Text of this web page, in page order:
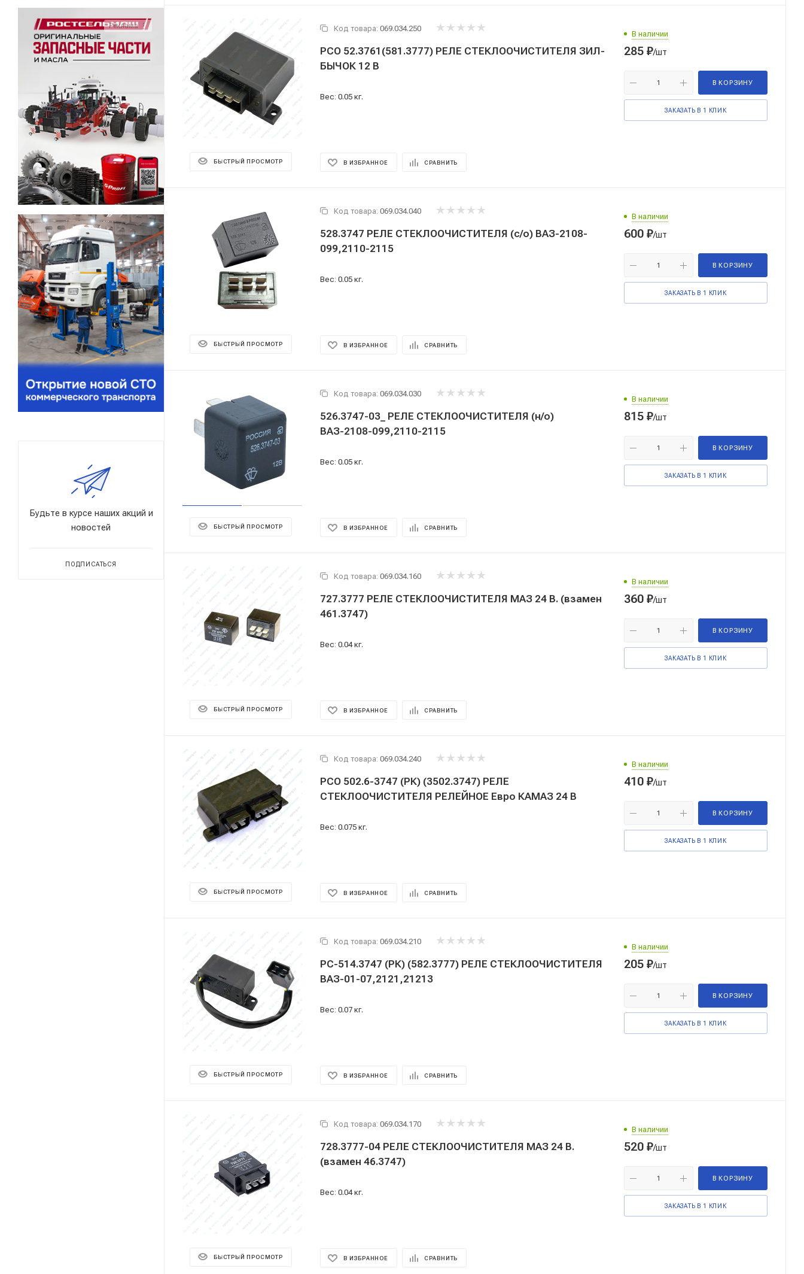
БЫСТРЫЙ ПРОСМОТР
Код товара: 069.034.250
РСО 52.3761(581.3777) РЕЛЕ СТЕКЛООЧИСТИТЕЛЯ ЗИЛ-
БЫЧОК 12 В
Вес: 0.05 кг.
В ИЗБРАННОЕ СРАВНИТЬ
В наличии
285 ₽/шт
В КОРЗИНУ
ЗАКАЗАТЬ В 1 КЛИК
БЫСТРЫЙ ПРОСМОТР
Код товара: 069.034.040
528.3747 РЕЛЕ СТЕКЛООЧИСТИТЕЛЯ (с/о) ВАЗ-2108-
099,2110-2115
Вес: 0.05 кг.
В ИЗБРАННОЕ СРАВНИТЬ
В наличии
600 ₽/шт
В КОРЗИНУ
ЗАКАЗАТЬ В 1 КЛИК
БЫСТРЫЙ ПРОСМОТР
Код товара: 069.034.030
526.3747-03_ РЕЛЕ СТЕКЛООЧИСТИТЕЛЯ (н/о)
ВАЗ-2108-099,2110-2115
Вес: 0.05 кг.
В ИЗБРАННОЕ СРАВНИТЬ
В наличии
815 ₽/шт
В КОРЗИНУ
ЗАКАЗАТЬ В 1 КЛИК
БЫСТРЫЙ ПРОСМОТР
Код товара: 069.034.160
727.3777 РЕЛЕ СТЕКЛООЧИСТИТЕЛЯ МАЗ 24 В. (взамен
461.3747)
Вес: 0.04 кг.
В ИЗБРАННОЕ СРАВНИТЬ
В наличии
360 ₽/шт
В КОРЗИНУ
ЗАКАЗАТЬ В 1 КЛИК
БЫСТРЫЙ ПРОСМОТР
Код товара: 069.034.240
РСО 502.6-3747 (РК) (3502.3747) РЕЛЕ
СТЕКЛООЧИСТИТЕЛЯ РЕЛЕЙНОЕ Евро КАМАЗ 24 В
Вес: 0.075 кг.
В ИЗБРАННОЕ СРАВНИТЬ
В наличии
410 ₽/шт
В КОРЗИНУ
ЗАКАЗАТЬ В 1 КЛИК
БЫСТРЫЙ ПРОСМОТР
Код товара: 069.034.210
РС-514.3747 (РК) (582.3777) РЕЛЕ СТЕКЛООЧИСТИТЕЛЯ
ВАЗ-01-07,2121,21213
Вес: 0.07 кг.
В ИЗБРАННОЕ СРАВНИТЬ
В наличии
205 ₽/шт
В КОРЗИНУ
ЗАКАЗАТЬ В 1 КЛИК
БЫСТРЫЙ ПРОСМОТР
Код товара: 069.034.170
728.3777-04 РЕЛЕ СТЕКЛООЧИСТИТЕЛЯ МАЗ 24 В.
(взамен 46.3747)
Вес: 0.04 кг.
В ИЗБРАННОЕ СРАВНИТЬ
В наличии
520 ₽/шт
В КОРЗИНУ
ЗАКАЗАТЬ В 1 КЛИК
Реклама ⋮
Будьте в курсе наших акций и
новостей
ПОДПИСАТЬСЯ